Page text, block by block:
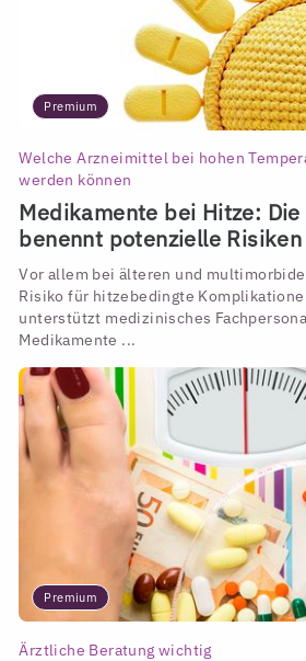
Premium
Welche Arzneimittel bei hohen
werden können
Medikamente bei Hitze: Die
benennt potenzielle Risiken
Vor allem bei älteren und
Risiko für hitzebedingte
unterstützt medizinisches
Medikamente ...
Premium
Ärztliche Beratung wichtig